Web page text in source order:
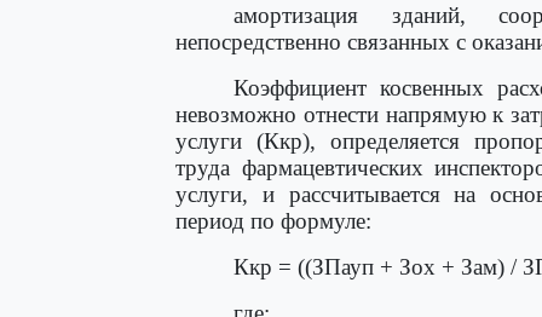
амортизация зданий,
непосредственно связанных с
Коэффициент косвенных
невозможно отнести напрямую к
услуги (Ккр), определяется
труда фармацевтических
услуги, и рассчитывается на
период по формуле:
Ккр = ((ЗПауп + Зох + Зам) /